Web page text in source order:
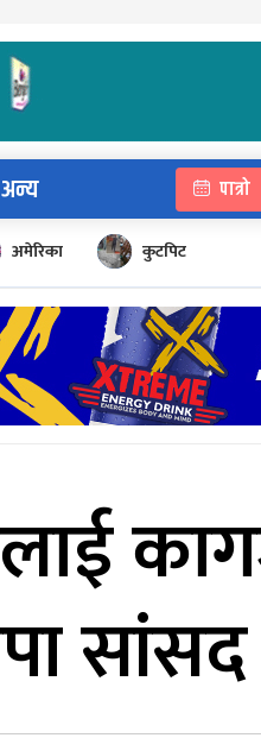
अन्य पात्रो
अमेरिका कुटपिट